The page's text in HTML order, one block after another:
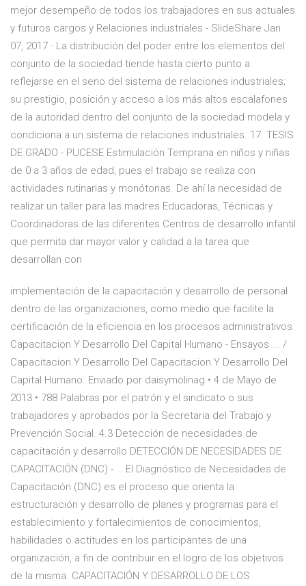
mejor desempeño de todos los trabajadores en sus actuales
y futuros cargos y Relaciones industriales - SlideShare Jan
07, 2017 · La distribución del poder entre los elementos del
conjunto de la sociedad tiende hasta cierto punto a
reflejarse en el seno del sistema de relaciones industriales;
su prestigio, posición y acceso a los más altos escalafones
de la autoridad dentro del conjunto de la sociedad modela y
condiciona a un sistema de relaciones industriales. 17. TESIS
DE GRADO - PUCESE Estimulación Temprana en niños y niñas
de 0 a 3 años de edad, pues el trabajo se realiza con
actividades rutinarias y monótonas. De ahí la necesidad de
realizar un taller para las madres Educadoras, Técnicas y
Coordinadoras de las diferentes Centros de desarrollo infantil
que permita dar mayor valor y calidad a la tarea que
desarrollan con
implementación de la capacitación y desarrollo de personal
dentro de las organizaciones, como medio que facilite la
certificación de la eficiencia en los procesos administrativos.
Capacitacion Y Desarrollo Del Capital Humano - Ensayos ... /
Capacitacion Y Desarrollo Del Capacitacion Y Desarrollo Del
Capital Humano. Enviado por daisymolinag • 4 de Mayo de
2013 • 788 Palabras por el patrón y el sindicato o sus
trabajadores y aprobados por la Secretaria del Trabajo y
Prevención Social. 4.3 Detección de necesidades de
capacitación y desarrollo DETECCIÓN DE NECESIDADES DE
CAPACITACIÓN (DNC) - … El Diagnóstico de Necesidades de
Capacitación (DNC) es el proceso que orienta la
estructuración y desarrollo de planes y programas para el
establecimiento y fortalecimientos de conocimientos,
habilidades o actitudes en los participantes de una
organización, a fin de contribuir en el logro de los objetivos
de la misma. CAPACITACIÓN Y DESARROLLO DE LOS